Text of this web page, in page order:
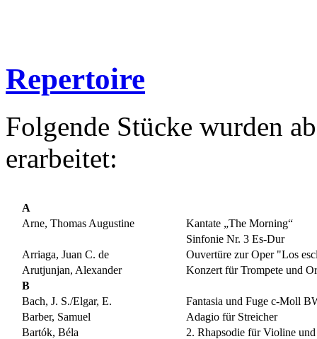
Repertoire
Folgende Stücke wurden
erarbeitet:
A
Arne, Thomas Augustine
Kantate „The Morning“
Sinfonie Nr. 3 Es-Dur
Arriaga, Juan C. de
Ouvertüre zur Oper "Los
Arutjunjan, Alexander
Konzert für Trompete und
B
Bach, J. S./Elgar, E.
Fantasia und Fuge c-Moll
Barber, Samuel
Adagio für Streicher
Bartók, Béla
2. Rhapsodie für Violine